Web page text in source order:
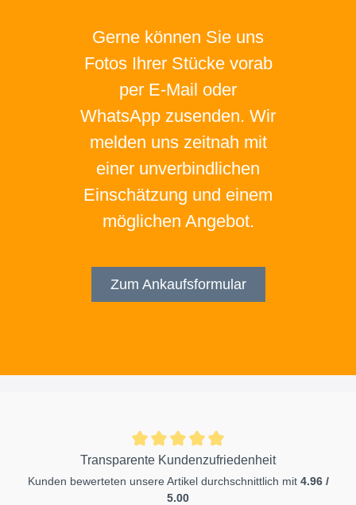
Gerne können Sie uns
Fotos Ihrer Stücke vorab
per E-Mail oder
WhatsApp zusenden. Wir
melden uns zeitnah mit
einer unverbindlichen
Einschätzung und einem
möglichen Angebot.
Zum Ankaufsformular
Transparente Kundenzufriedenheit
Kunden bewerteten unsere Artikel durchschnittlich mit 4.96 /
5.00